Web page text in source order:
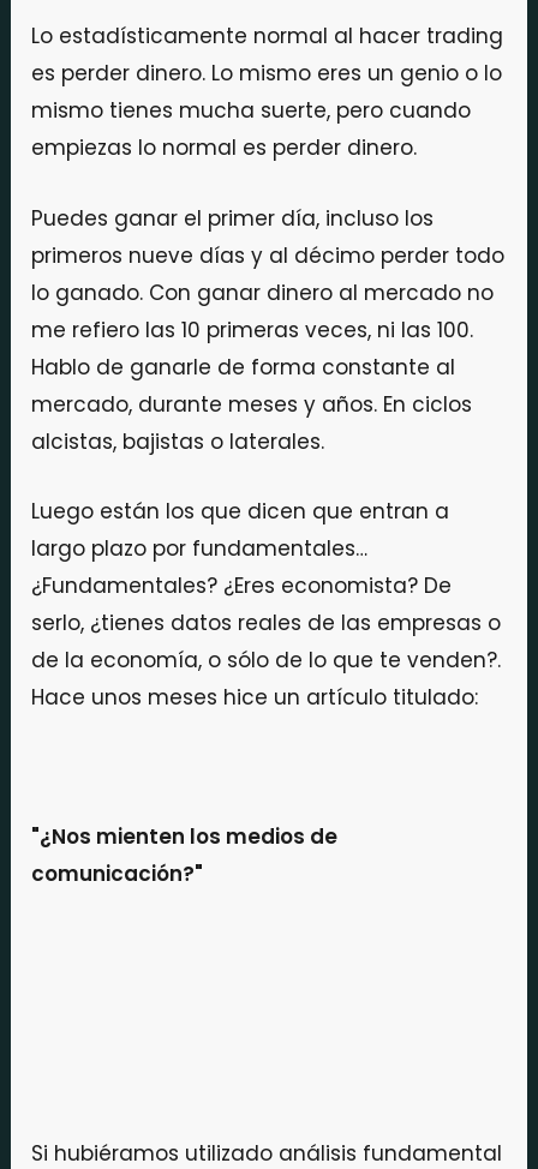
Lo estadísticamente normal al hacer trading
es perder dinero. Lo mismo eres un genio o lo
mismo tienes mucha suerte, pero cuando
empiezas lo normal es perder dinero.
Puedes ganar el primer día, incluso los
primeros nueve días y al décimo perder todo
lo ganado. Con ganar dinero al mercado no
me refiero las 10 primeras veces, ni las 100.
Hablo de ganarle de forma constante al
mercado, durante meses y años. En ciclos
alcistas, bajistas o laterales.
Luego están los que dicen que entran a
largo plazo por fundamentales…
¿Fundamentales? ¿Eres economista? De
serlo, ¿tienes datos reales de las empresas o
de la economía, o sólo de lo que te venden?.
Hace unos meses hice un artículo titulado:
"¿Nos mienten los medios de
comunicación?"
Si hubiéramos utilizado análisis fundamental